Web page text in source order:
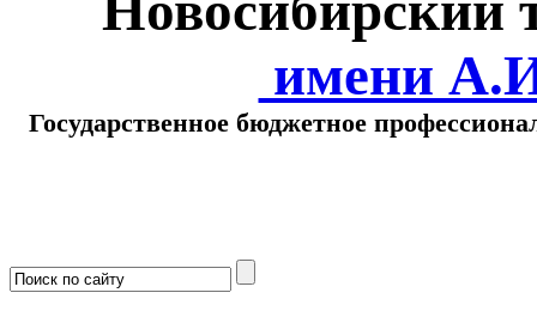
имени
Государственное бюджетное